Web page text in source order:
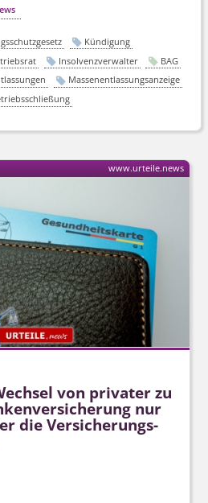
Kündigung
Insolvenzverwalter
BAG
Massenentlassungsanzeige
von privater zu
nur
die Versicherungs­
www.urteile.news